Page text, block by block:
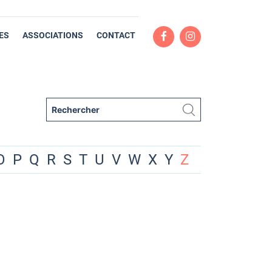
ASSOCIATIONS CONTACT
P Q R S T U V W X Y Z